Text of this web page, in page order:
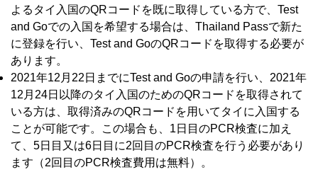
よるタイ入国のQRコードを既に取得している方で、Test
and Goでの入国を希望する場合は、Thailand Passで新た
に登録を行い、Test and GoのQRコードを取得する必要が
あります。
2021年12月22日までにTest and Goの申請を行い、2021年
12月24日以降のタイ入国のためのQRコードを取得されて
いる方は、取得済みのQRコードを用いてタイに入国する
ことが可能です。この場合も、1日目のPCR検査に加え
て、5日目又は6日目に2回目のPCR検査を行う必要があり
ます（2回目のPCR検査費用は無料）。